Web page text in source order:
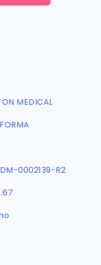
MEDICAL
0002139-R2